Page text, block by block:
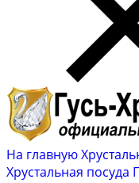
На главную
Хрустальная посуда